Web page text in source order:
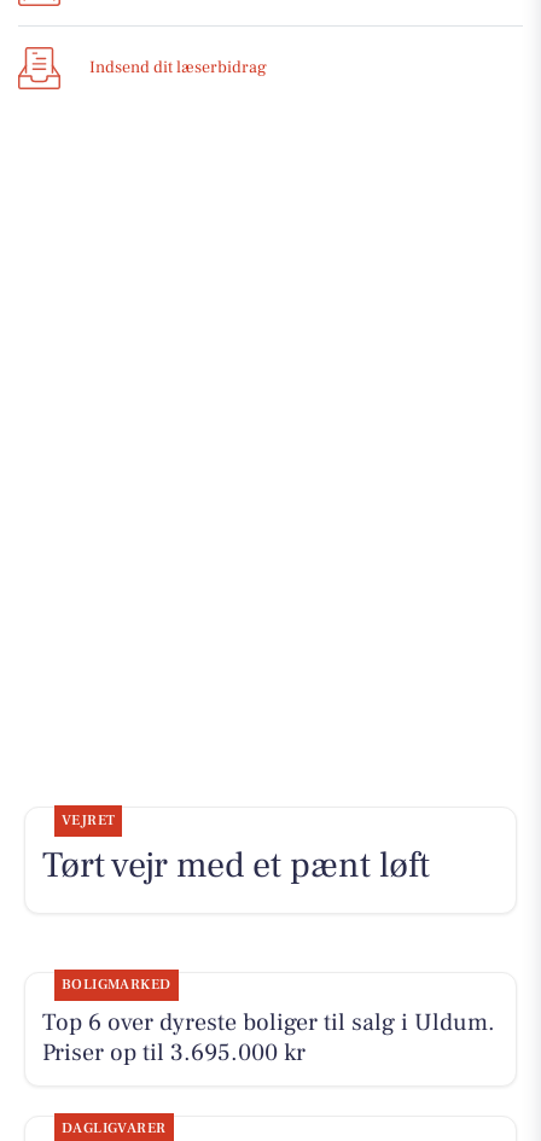
Indsend dit læserbidrag
VEJRET
Tørt vejr med et pænt løft
BOLIGMARKED
Top 6 over dyreste boliger til salg i Uldum.
Priser op til 3.695.000 kr
DAGLIGVARER